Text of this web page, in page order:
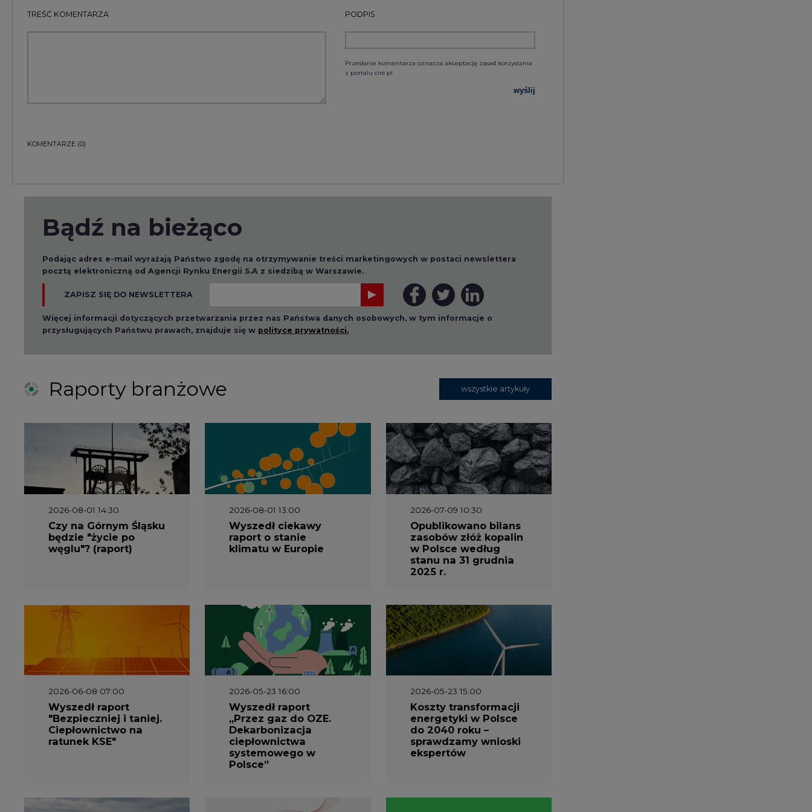
TREŚĆ KOMENTARZA PODPIS
wyślij
Bądź na bieżąco
Podając adres e-mail wyrażają Państwo zgodę na otrzymywanie treści marketingowych w postaci newslettera
pocztą elektroniczną od Agencji Rynku Energii S.A z siedzibą w Warszawie.
ZAPISZ SIĘ DO NEWSLETTERA
Więcej informacji dotyczących przetwarzania przez nas Państwa danych osobowych, w tym informacje o
przysługujących Państwu prawach, znajduje się w
polityce prywatności.
Raporty branżowe wszystkie artykuły
Czy na Górnym Śląsku
będzie "życie po
węglu"? (raport)
Wyszedł ciekawy
raport o stanie
klimatu w Europie
Opublikowano bilans
zasobów złóż kopalin
w Polsce według
stanu na 31 grudnia
2025 r.
Wyszedł raport
"Bezpieczniej i taniej.
Ciepłownictwo na
ratunek KSE"
Wyszedł raport
„Przez gaz do OZE.
Dekarbonizacja
ciepłownictwa
systemowego w
Polsce”
Koszty transformacji
energetyki w Polsce
do 2040 roku –
sprawdzamy wnioski
ekspertów